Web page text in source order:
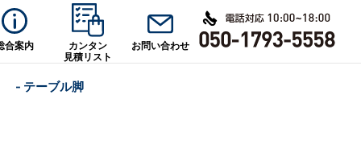
合案内
カンタン
見積リスト
お問い合わせ
- テーブル脚